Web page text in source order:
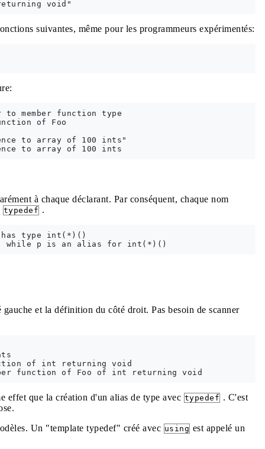
suivantes, même pour les programmeurs expérimentés:
member function type
of Foo
to array of 100 ints"
à chaque déclarant. Par conséquent, chaque nom
typedef .
type int(*)()
et la définition du côté droit. Pas besoin de scanner
of int returning void
effet que la création d'un alias de type avec typedef . C'est
Un "template typedef" créé avec using est appelé un